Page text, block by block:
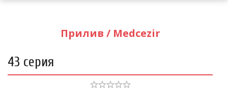
Прилив / Medcezir
43 серия